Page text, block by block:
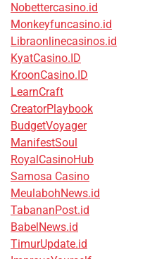
Nobettercasino.id
Monkeyfuncasino.id
Libraonlinecasinos.id
KyatCasino.ID
KroonCasino.ID
LearnCraft
CreatorPlaybook
BudgetVoyager
ManifestSoul
RoyalCasinoHub
Samosa Casino
MeulabohNews.id
TabananPost.id
BabelNews.id
TimurUpdate.id